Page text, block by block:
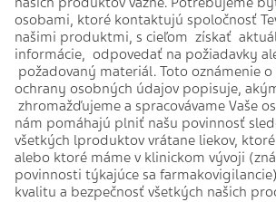
osobami, ktoré kontaktujú spoločnosť
našimi produktmi, s cieľom získať
informácie, odpovedať na požiadavky
požadovaný materiál. Toto oznámenie
ochrany osobných údajov popisuje,
zhromažďujeme a spracovávame Vaše
nám pomáhajú plniť našu povinnosť
všetkých lproduktov vrátane liekov,
alebo ktoré máme v klinickom vývoji
povinnosti týkajúce sa
kvalitu a bezpečnosť všetkých našich